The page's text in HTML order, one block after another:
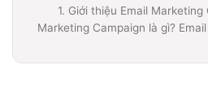
1. Giới thiệu Email Marketing
Marketing Campaign là gì?